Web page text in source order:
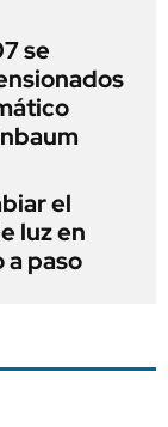
se
el
luz en
a paso